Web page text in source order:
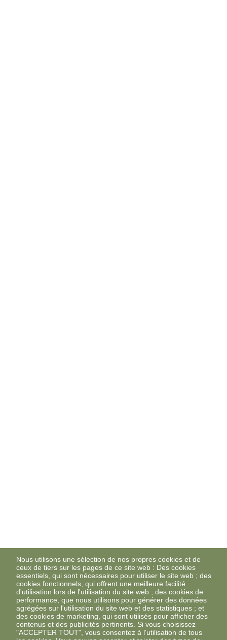
Nous utilisons une sélection de nos propres cookies et de
ceux de tiers sur les pages de ce site web : Des cookies
essentiels, qui sont nécessaires pour utiliser le site web ; des
cookies fonctionnels, qui offrent une meilleure facilité
d'utilisation lors de l'utilisation du site web ; des cookies de
performance, que nous utilisons pour générer des données
agrégées sur l'utilisation du site web et des statistiques ; et
des cookies de marketing, qui sont utilisés pour afficher des
contenus et des publicités pertinents. Si vous choisissez
"ACCEPTER TOUT", vous consentez à l'utilisation de tous